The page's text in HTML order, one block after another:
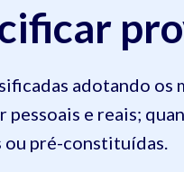
adotando
pessoais e reais;
ou pré-constituídas.